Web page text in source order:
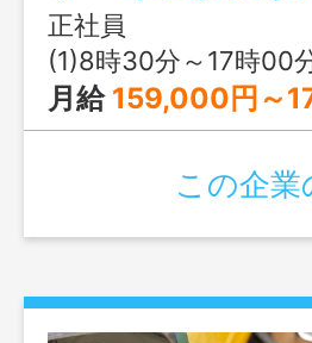
代も多数活躍中 ＊
＊手に職がつく仕事
す 変更範囲：変更
学可能です◆
正社員
(1)8時30分～17時00
月給 159,000円～
この企